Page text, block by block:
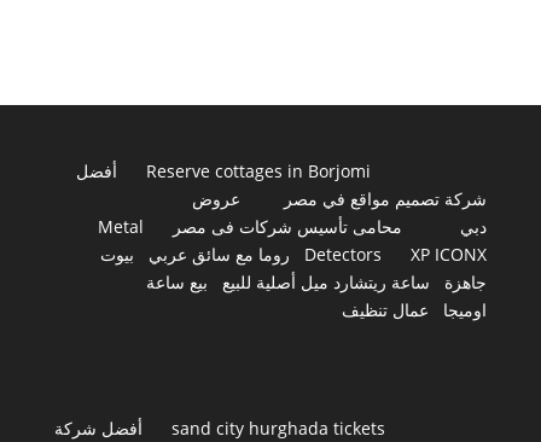
Reserve cottages in Borjomi
أفضل
شركة تصميم مواقع في مصر
عروض
دبي
محامى تأسيس شركات فى مصر
Metal
Detectors
XP ICONX روما مع سائق عربي
بيوت
جاهزة
ساعة ريتشارد ميل أصلية للبيع
بيع ساعة
اوميجا
عمال تنظيف
sand city hurghada tickets
أفضل شركة